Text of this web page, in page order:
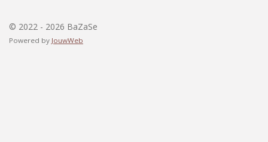
b
o
a
g
r
s
A
© 2022 - 2026 BaZaSe
Powered by JouwWeb